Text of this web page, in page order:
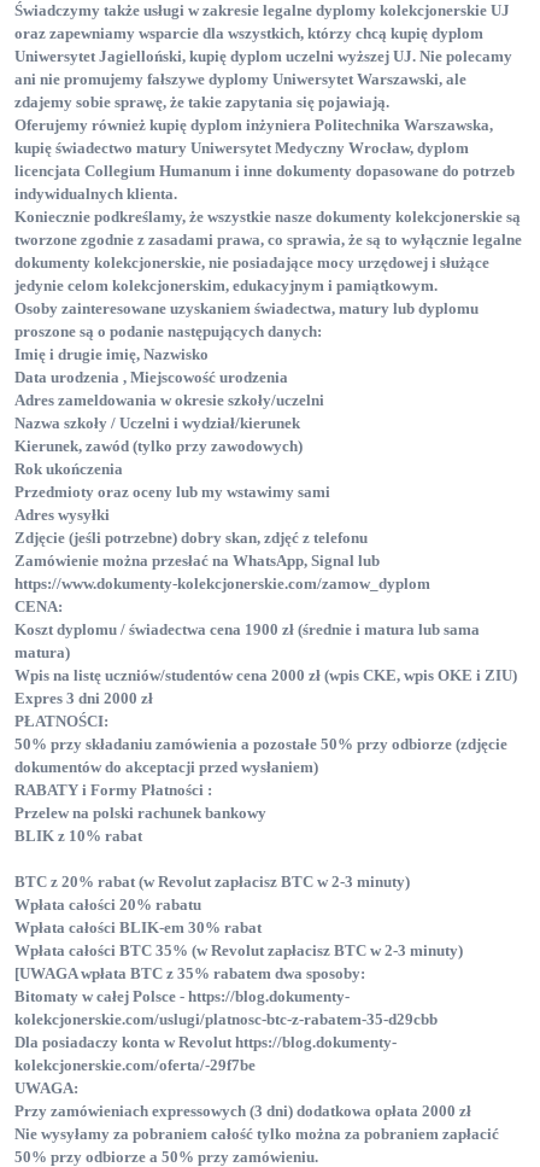
Świadczymy także usługi w zakresie legalne dyplomy kolekcjonerskie UJ
oraz zapewniamy wsparcie dla wszystkich, którzy chcą kupię dyplom
Uniwersytet Jagielloński, kupię dyplom uczelni wyższej UJ. Nie polecamy
ani nie promujemy fałszywe dyplomy Uniwersytet Warszawski, ale
zdajemy sobie sprawę, że takie zapytania się pojawiają.
Oferujemy również kupię dyplom inżyniera Politechnika Warszawska,
kupię świadectwo matury Uniwersytet Medyczny Wrocław, dyplom
licencjata Collegium Humanum i inne dokumenty dopasowane do potrzeb
indywidualnych klienta.
Koniecznie podkreślamy, że wszystkie nasze dokumenty kolekcjonerskie są
tworzone zgodnie z zasadami prawa, co sprawia, że są to wyłącznie legalne
dokumenty kolekcjonerskie, nie posiadające mocy urzędowej i służące
jedynie celom kolekcjonerskim, edukacyjnym i pamiątkowym.
Osoby zainteresowane uzyskaniem świadectwa, matury lub dyplomu
proszone są o podanie następujących danych:
Imię i drugie imię, Nazwisko
Data urodzenia , Miejscowość urodzenia
Adres zameldowania w okresie szkoły/uczelni
Nazwa szkoły / Uczelni i wydział/kierunek
Kierunek, zawód (tylko przy zawodowych)
Rok ukończenia
Przedmioty oraz oceny lub my wstawimy sami
Adres wysyłki
Zdjęcie (jeśli potrzebne) dobry skan, zdjęć z telefonu
Zamówienie można przesłać na WhatsApp, Signal lub
https://www.dokumenty-kolekcjonerskie.com/zamow_dyplom
CENA:
Koszt dyplomu / świadectwa cena 1900 zł (średnie i matura lub sama
matura)
Wpis na listę uczniów/studentów cena 2000 zł (wpis CKE, wpis OKE i ZIU)
Expres 3 dni 2000 zł
PŁATNOŚCI:
50% przy składaniu zamówienia a pozostałe 50% przy odbiorze (zdjęcie
dokumentów do akceptacji przed wysłaniem)
RABATY i Formy Płatności :
Przelew na polski rachunek bankowy
BLIK z 10% rabat
BTC z 20% rabat (w Revolut zapłacisz BTC w 2-3 minuty)
Wpłata całości 20% rabatu
Wpłata całości BLIK-em 30% rabat
Wpłata całości BTC 35% (w Revolut zapłacisz BTC w 2-3 minuty)
[UWAGA wpłata BTC z 35% rabatem dwa sposoby:
Bitomaty w całej Polsce - https://blog.dokumenty-
kolekcjonerskie.com/uslugi/platnosc-btc-z-rabatem-35-d29cbb
Dla posiadaczy konta w Revolut https://blog.dokumenty-
kolekcjonerskie.com/oferta/-29f7be
UWAGA:
Przy zamówieniach expressowych (3 dni) dodatkowa opłata 2000 zł
Nie wysyłamy za pobraniem całość tylko można za pobraniem zapłacić
50% przy odbiorze a 50% przy zamówieniu.